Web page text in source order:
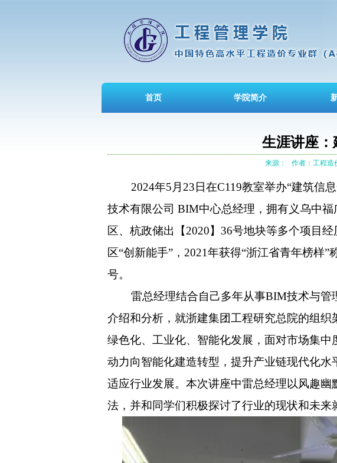
首页 学院简介
生涯讲座：
来源： 作者：工程造
2024年5 月 23 日在C119教室举办“建筑信
技术有限公司 BIM中心总经理，拥有义乌中
区、杭政储出【2020】 36号地块等多个项目经
区“创新能手”， 2021年获得“浙江省青年榜样”
号。
雷总经理结合自己多年从事BIM技术与管
介绍和分析，就浙建集团工程研究总院的组
绿色化、工业化、智能化发展，面对市场集
动力向智能化建造转型，提升产业链现代化
适应行业发展。本次讲座中雷总经理以风趣
法，并和同学们积极探讨了行业的现状和未来